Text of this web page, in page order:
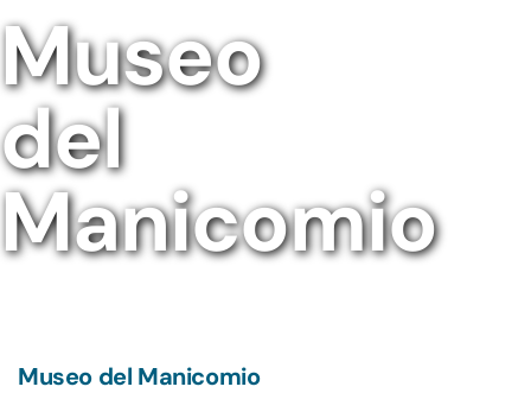
Museo
del
Manicomio
Museo del Manicomio